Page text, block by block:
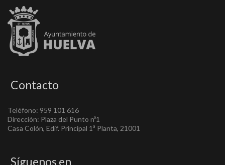
Contacto
Teléfono: 959 101 616
Dirección: Plaza del Punto nº1
Casa Colón, Edif. Principal 1ª Planta, 21001
Síguenos en